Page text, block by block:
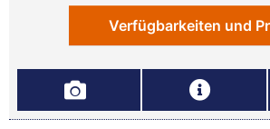
Verfügbarkeiten und